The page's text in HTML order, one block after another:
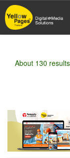
Skip
to
main
About 130
Wholesale
Exporter/